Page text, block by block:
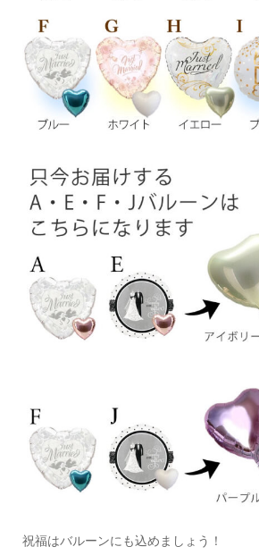
祝福はバルーンにも込めましょう！